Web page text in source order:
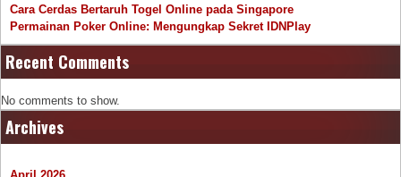
Cara Cerdas Bertaruh Togel Online pada Singapore
Permainan Poker Online: Mengungkap Sekret IDNPlay
Recent Comments
No comments to show.
Archives
April 2026